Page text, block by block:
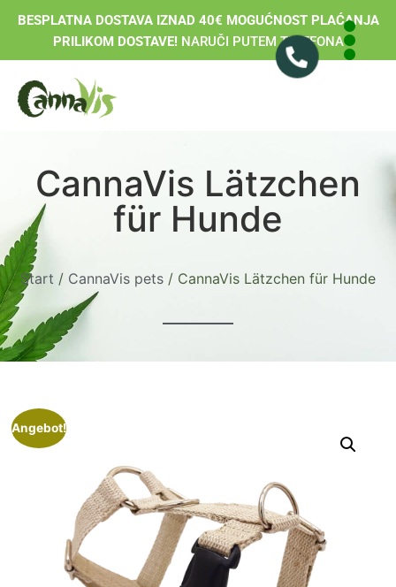
BESPLATNA DOSTAVA IZNAD 40€ MOGUĆNOST PLAĆANJA
PRILIKOM DOSTAVE!NARUČI PUTEM TELEFONA
CannaVis Lätzchen
für Hunde
Start / CannaVis pets / CannaVis Lätzchen für Hunde
Angebot!